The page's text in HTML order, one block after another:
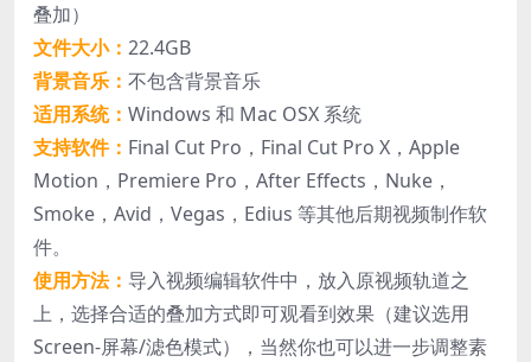
叠加）
文件大小： 22.4GB
背景音乐： 不包含背景音乐
适用系统： Windows 和 Mac OSX 系统
支持软件： Final Cut Pro，Final Cut Pro X，Apple
Motion，Premiere Pro，After Effects，Nuke，
Smoke，Avid，Vegas，Edius 等其他后期视频制作软
件。
使用方法： 导入视频编辑软件中，放入原视频轨道之
上，选择合适的叠加方式即可观看到效果（建议选用
Screen-屏幕/滤色模式），当然你也可以进一步调整素